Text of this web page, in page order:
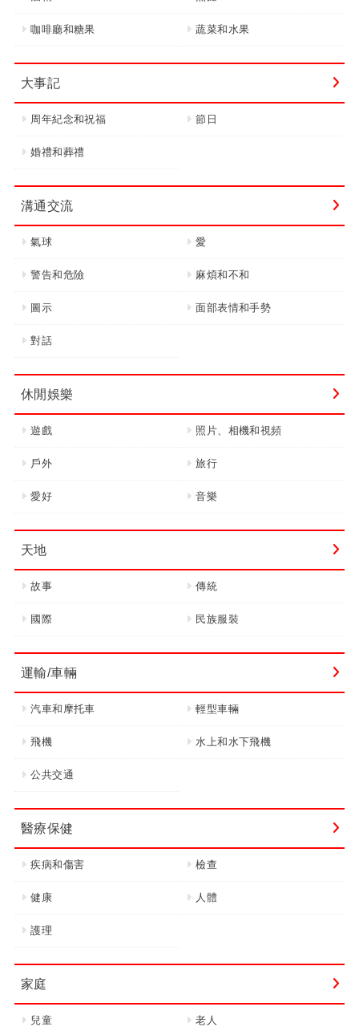
咖啡廳和糖果 蔬菜和水果
大事記
周年紀念和祝福 節日
婚禮和葬禮
溝通交流
氣球 愛
警告和危險 麻煩和不和
圖示 面部表情和手勢
對話
休閒娛樂
遊戲 照片、相機和視頻
戶外 旅行
愛好 音樂
天地
故事 傳統
國際 民族服裝
運輸/車輛
汽車和摩托車 輕型車輛
飛機 水上和水下飛機
公共交通
醫療保健
疾病和傷害 檢查
健康 人體
護理
家庭
兒童 老人